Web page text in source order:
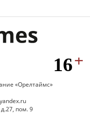
«Орелтаймс»
пом. 9